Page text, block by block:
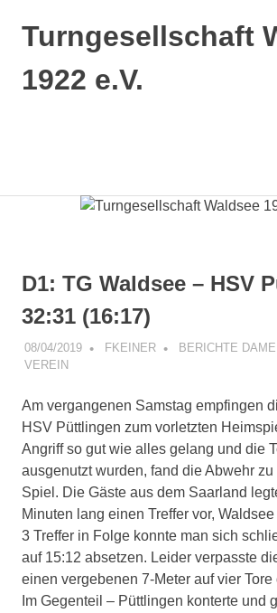
InhaltTurngesellschaft
1922 e.V.
für
D1: TG Waldsee – HSV
32:31 (16:17)
08/04/2019 FKEINER BERICHTE
VEREIN
Am vergangenen Samstag empfingen
HSV Püttlingen zum vorletzten
Angriff so gut wie alles gelang und die
ausgenutzt wurden, fand die Abwehr
Spiel. Die Gäste aus dem Saarland
Minuten lang einen Treffer vor,
3 Treffer in Folge konnte man sich
auf 15:12 absetzen. Leider verpasste
einen vergebenen 7-Meter auf vier
Im Gegenteil – Püttlingen konterte und